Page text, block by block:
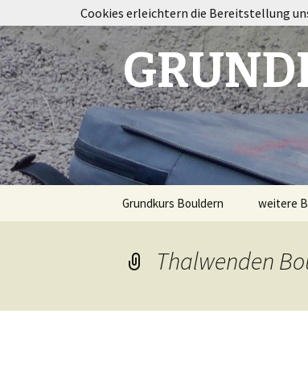
Grundkurs Bouldern weitere
Thalwenden
Cookies erleichtern die Bereitstellung